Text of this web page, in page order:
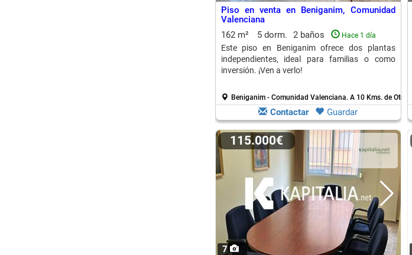
Piso en venta en Beniganim, Comunidad
Valenciana
162 m²
5 dorm. 2 baños Hace 1 día
Este piso en Beniganim ofrece dos plantas
independientes, ideal para familias o como
inversión. ¡Ven a verlo!
Beniganim - Comunidad Valenciana. A 10 Kms. de Otos
Contactar Guardar
7
115.000€